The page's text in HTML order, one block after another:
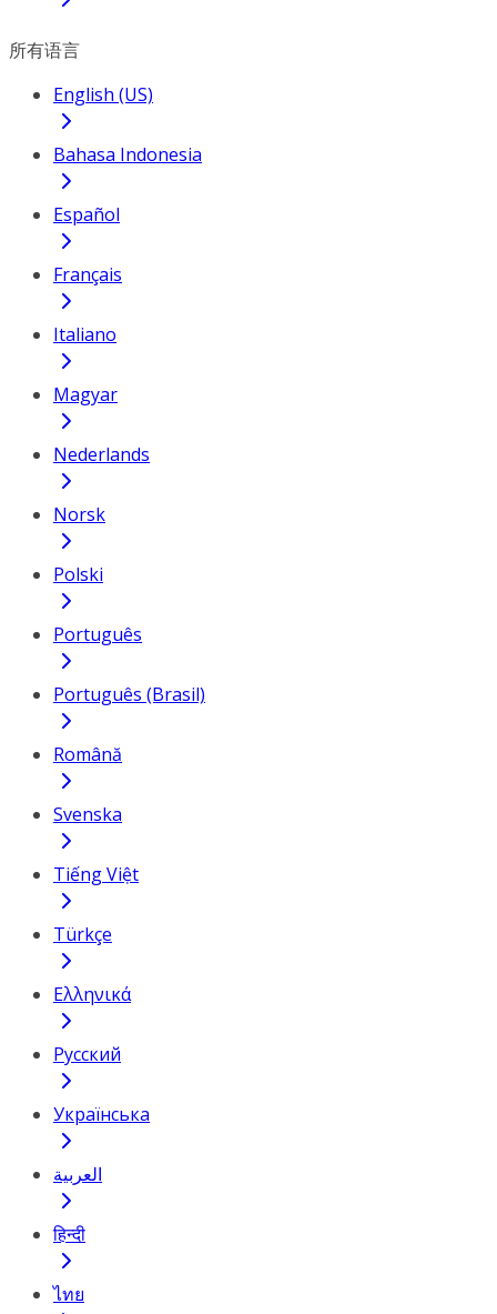
所有语言
English (US)
Bahasa Indonesia
Español
Français
Italiano
Magyar
Nederlands
Norsk
Polski
Português
Português (Brasil)
Română
Svenska
Tiếng Việt
Türkçe
Ελληνικά
Русский
Українська
العربية
हिन्दी
ไทย